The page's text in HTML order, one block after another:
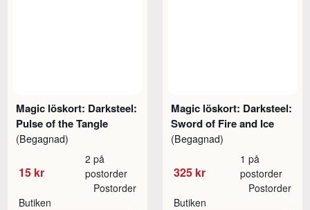
Magic löskort: Darksteel:
Pulse of the Tangle
(Begagnad)
15 kr
2 på
postorder
Butiken
Postorder
Magic löskort: Darksteel:
Sword of Fire and Ice
(Begagnad)
325 kr
1 på
postorder
Butiken
Postorder